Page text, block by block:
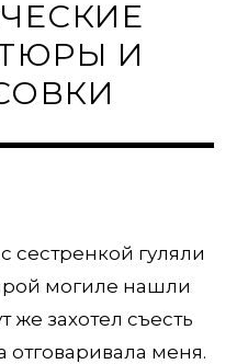
И
сестренкой гуляли
могиле нашли
же захотел съесть
отговаривала меня.